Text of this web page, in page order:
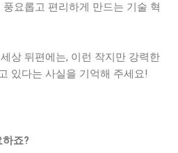
요롭고 편리하게 만드는 기술 혁
상 뒤편에는, 이런 작지만 강력한
있다는 사실을 기억해 주세요!
죠?